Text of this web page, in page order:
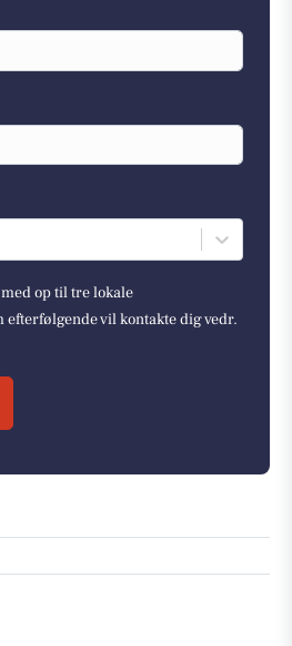
op til tre lokale
vil kontakte dig vedr.